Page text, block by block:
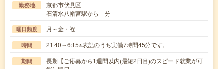
勤務地
京都市伏見区
石清水八幡宮駅から---分
曜日頻度 月～金・祝
時間 21:40～6:15※表記のうち実働7時間45分です。
期間
長期【ご応募から1週間以内(最短2日目)のスピード就業が可